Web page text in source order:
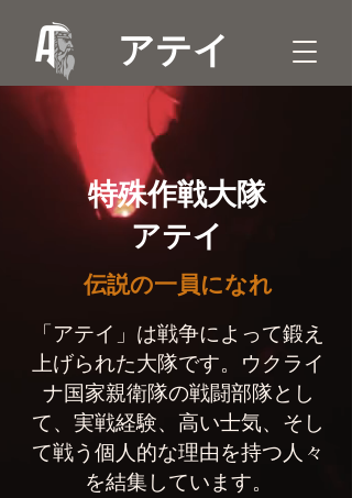
特殊作戦大隊
アテイ
伝説の一員になれ
「アテイ」は戦争によって鍛え
上げられた大隊です。ウクライ
ナ国家親衛隊の戦闘部隊とし
て、実戦経験、高い士気、そし
て戦う個人的な理由を持つ人々
を結集しています。
アテイ